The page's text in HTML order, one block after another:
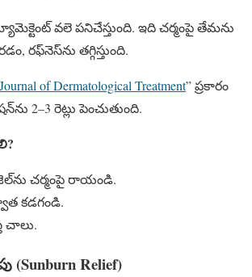
వలె పనిచేస్తుంది. ఇది చర్మంపై తేమను
రఫ్‌నెస్‌ను తగ్గిస్తుంది.
Journal of Dermatological Treatment” ప్రకారం
2–3 రెట్లు పెంచుతుంది.
చర్మంపై రాయండి.
కడగండి.
చాలు.
(Sunburn Relief)